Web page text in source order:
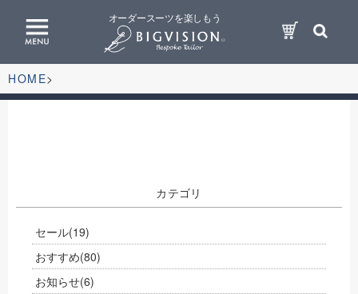
オーダースーツを楽しもう
HOME
カテゴリ
セール(19)
おすすめ(80)
お知らせ(6)